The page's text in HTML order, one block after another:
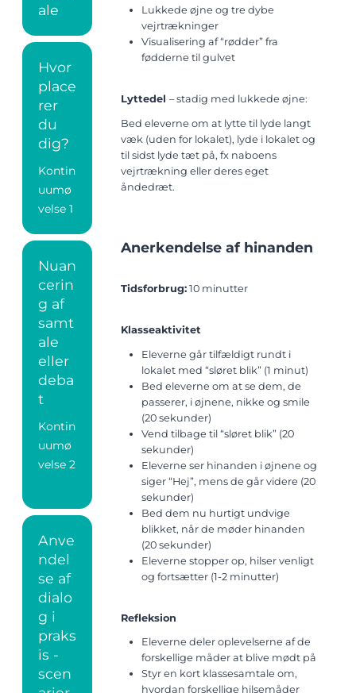
ale
Hvor
place
rer
du
dig?
Kontin
uumø
velse 1
Nuan
cerin
g af
samt
ale
eller
deba
t
Kontin
uumø
velse 2
Anve
ndel
se af
dialo
g i
praks
is -
scen
Lukkede øjne og tre dybe
vejrtrækninger
Visualisering af “rødder” fra
fødderne til gulvet
Lyttedel – stadig med lukkede øjne:
Bed eleverne om at lytte til lyde langt
væk (uden for lokalet), lyde i lokalet og
til sidst lyde tæt på, fx naboens
vejrtrækning eller deres eget
åndedræt.
Anerkendelse af hinanden
Tidsforbrug: 10 minutter
Klasseaktivitet
Eleverne går tilfældigt rundt i
lokalet med “sløret blik” (1 minut)
Bed eleverne om at se dem, de
passerer, i øjnene, nikke og smile
(20 sekunder)
Vend tilbage til “sløret blik” (20
sekunder)
Eleverne ser hinanden i øjnene og
siger “Hej”, mens de går videre (20
sekunder)
Bed dem nu hurtigt undvige
blikket, når de møder hinanden
(20 sekunder)
Eleverne stopper op, hilser venligt
og fortsætter (1-2 minutter)
Refleksion
Eleverne deler oplevelserne af de
forskellige måder at blive mødt på
Styr en kort klassesamtale om,
hvordan forskellige hilsemåder